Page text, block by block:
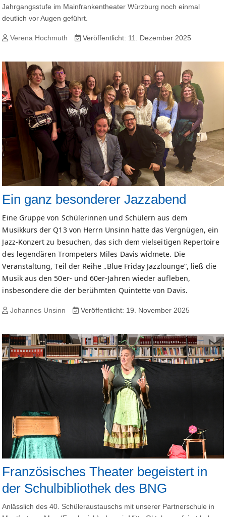
Jahrgangsstufe im Mainfrankentheater Würzburg noch einmal
deutlich vor Augen geführt.
Verena Hochmuth Veröffentlicht: 11. Dezember 2025
Ein ganz besonderer Jazzabend
Eine Gruppe von Schülerinnen und Schülern aus dem
Musikkurs der Q13 von Herrn Unsinn hatte das Vergnügen, ein
Jazz-Konzert zu besuchen, das sich dem vielseitigen Repertoire
des legendären Trompeters Miles Davis widmete. Die
Veranstaltung, Teil der Reihe „Blue Friday Jazzlounge“, ließ die
Musik aus den 50er- und 60er-Jahren wieder aufleben,
insbesondere die der berühmten Quintette von Davis.
Johannes Unsinn Veröffentlicht: 19. November 2025
Französisches Theater begeistert in
der Schulbibliothek des BNG
Anlässlich des 40. Schüleraustauschs mit unserer Partnerschule in